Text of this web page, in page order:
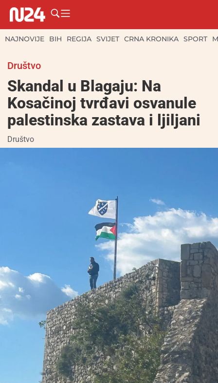
NAJNOVIJE BIH REGIJA SVIJET CRNA KRONIKA SPORT
Društvo
Skandal u Blagaju: Na
Kosačinoj tvrđavi osvanule
palestinska zastava i ljiljani
Društvo